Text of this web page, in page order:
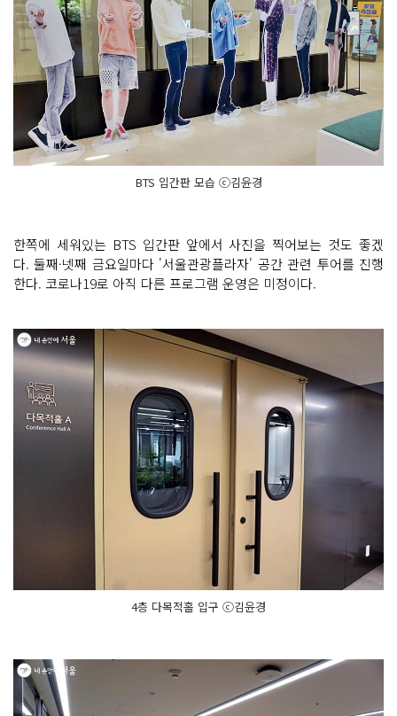
BTS 입간판 모습 ⓒ김윤경
한쪽에 세워있는 BTS 입간판 앞에서 사진을 찍어보는 것도 좋겠
다. 둘째·넷째 금요일마다 '서울관광플라자' 공간 관련 투어를 진행
한다. 코로나19로 아직 다른 프로그램 운영은 미정이다.
4층 다목적홀 입구 ⓒ김윤경